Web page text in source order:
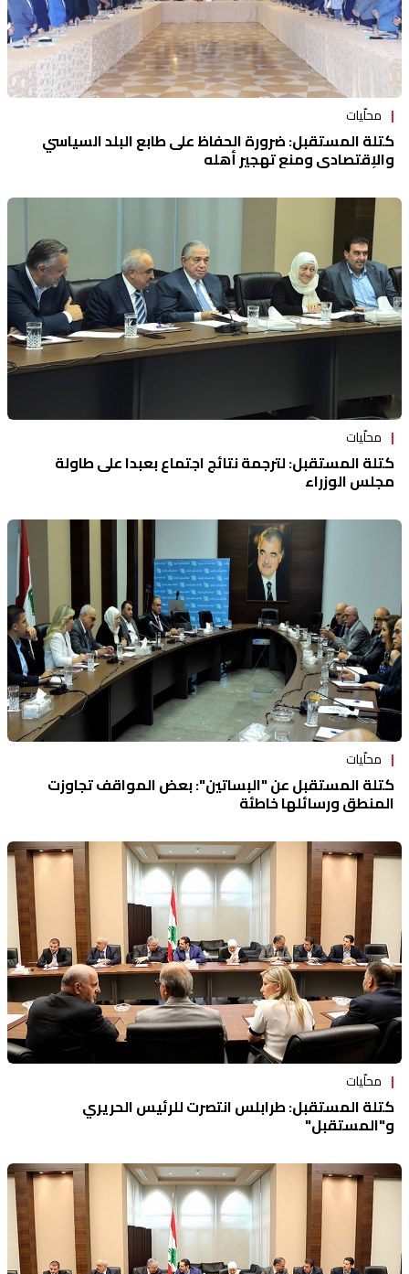
محلّيات
كتلة المستقبل: ضرورة الحفاظ على طابع البلد السياسي
والإقتصادي ومنع تهجير أهله
محلّيات
كتلة المستقبل: لترجمة نتائج اجتماع بعبدا على طاولة
مجلس الوزراء
محلّيات
كتلة المستقبل عن "البساتين": بعض المواقف تجاوزت
المنطق ورسائلها خاطئة
محلّيات
كتلة المستقبل: طرابلس انتصرت للرئيس الحريري
و"المستقبل"